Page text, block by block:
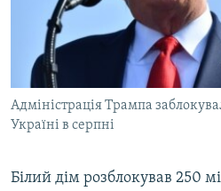
ВІДЕОУРОКИ «ELIFBE»
СВІДЧЕННЯ ОКУПАЦІЇ
УКРАЇНСЬКА ПРОБЛЕМА КРИМУ
ІНФОГРАФІКА
Русский
Qırımtatar
ДОЛУЧАЙСЯ!
Адміністрація Трампа
Україні в серпні
Білий дім розблокував 250